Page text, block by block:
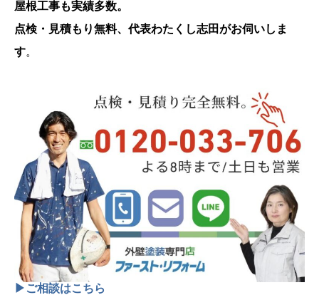
屋根工事も実績多数。
点検・見積もり無料、代表わたくし志田がお伺いしま
す。
▶ご相談はこちら